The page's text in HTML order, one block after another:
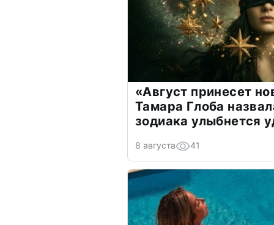
«Август принесет
Тамара Глоба
зодиака улыбнется
8 августа 41